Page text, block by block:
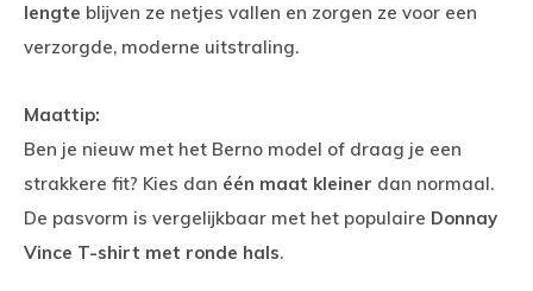
lengte blijven ze netjes vallen en zorgen ze voor een
verzorgde, moderne uitstraling.
Maattip:
Ben je nieuw met het Berno model of draag je een
strakkere fit? Kies dan één maat kleiner dan normaal.
De pasvorm is vergelijkbaar met het populaire Donnay
Vince T-shirt met ronde hals.